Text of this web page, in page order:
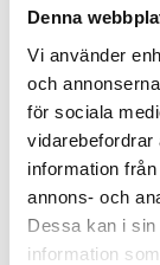
Denna
Vi använder
och
för sociala
vidarebefordrar
information
annons- och
Dessa kan i
information